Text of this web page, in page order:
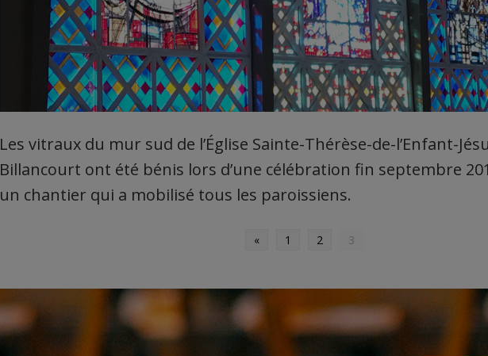
Les vitraux du mur sud de l’Église Sainte-Thérèse-de-l’Enfant-
Billancourt ont été bénis lors d’une célébration fin septembre
un chantier qui a mobilisé tous les paroissiens.
« 1 2 3